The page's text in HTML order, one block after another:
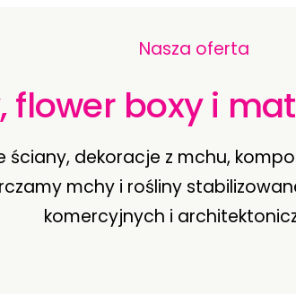
Nasza oferta
flower boxy i
ściany, dekoracje z mchu,
mchy i rośliny
komercyjnych i